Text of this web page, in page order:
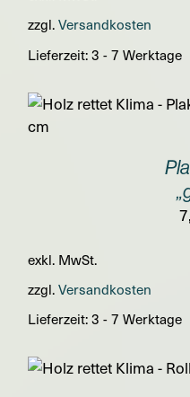
zzgl.Versandkosten
Lieferzeit:3 - 7 Werktage
exkl. MwSt.
zzgl.Versandkosten
Lieferzeit:3 - 7 Werktage